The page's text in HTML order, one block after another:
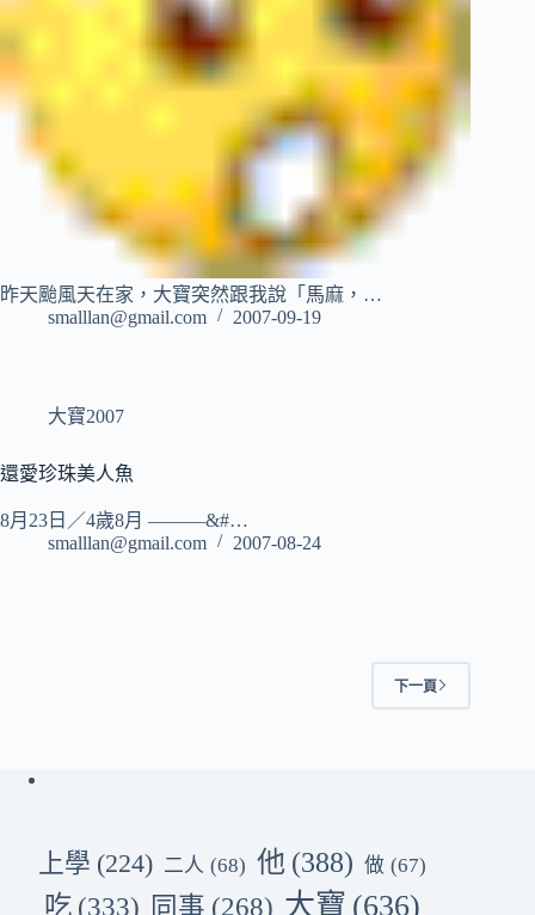
昨天颱風天在家，大寶突然跟我說「馬麻，…
smalllan@gmail.com
2007-09-19
大寶2007
還愛珍珠美人魚
8月23日／4歲8月 ———&#…
smalllan@gmail.com
2007-08-24
下一頁
上學 (224) 二人 (68) 他 (388) 做 (67)
吃 (333) 同事 (268) 大寶 (636)